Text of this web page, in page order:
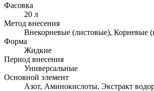
Фасовка
20 л
Метод внесения
Внекорневые (листовые), Корневые
Форма
Жидкие
Период внесения
Универсальные
Основной элемент
Азот, Аминокислоты, Экстракт